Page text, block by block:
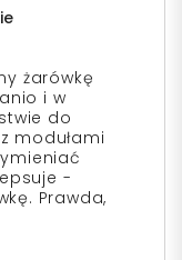
żarówkę
i w
do
modułami
-
Prawda,